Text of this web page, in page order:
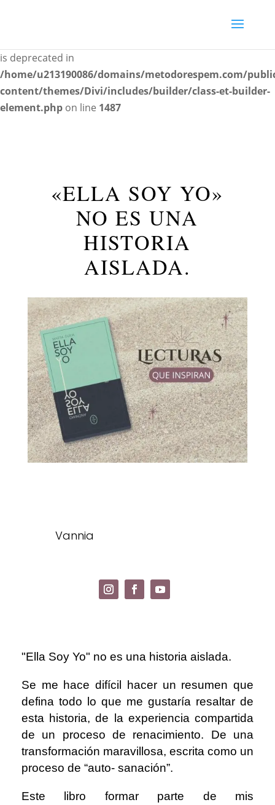
is deprecated in
/home/u213190086/domains/metodorespem.com/
content/themes/Divi/includes/builder/class-et-builder-
element.php on line 1487
«ELLA SOY YO»
NO ES UNA
HISTORIA
AISLADA.
Vannia
"Ella Soy Yo" no es una historia aislada.
Se me hace difícil hacer un resumen que
defina todo lo que me gustaría resaltar de
esta historia, de la experiencia compartida
de un proceso de renacimiento. De una
transformación maravillosa, escrita como un
proceso de “auto- sanación”.
Este libro formar parte de mis